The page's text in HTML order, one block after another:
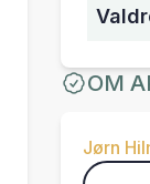
OM
Jørn